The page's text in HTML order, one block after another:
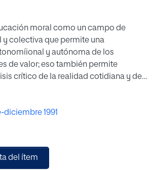
moral como un campo de
y colectiva que permite una
y autónoma de los
de valor; eso también permite
crítico de la realidad cotidiana y de
vida más justas y adecuadas junto
la educación moral también
niños hacer propios los
que han construido. Cualquier tipo de
en relación con el niño debe basarse
diciembre 1991
del ítem